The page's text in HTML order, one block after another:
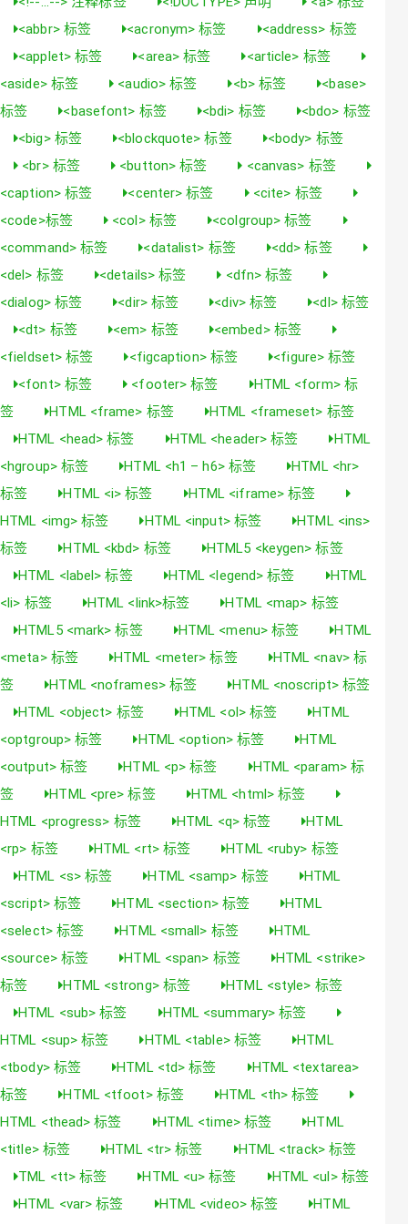
<abbr> 标签
<acronym> 标签
<address> 标签
<applet> 标签
<area> 标签
<article> 标签
<aside> 标签
<audio> 标签 <b> 标签
<base>
标签
<basefont> 标签 <bdi> 标签
<bdo> 标签
<big> 标签
<blockquote> 标签
<body> 标签
<br> 标签
<button> 标签
<canvas> 标签
<caption> 标签
<center> 标签
<cite> 标签
<code>标签
<col> 标签
<colgroup> 标签
<command> 标签
<datalist> 标签
<dd> 标签
<del> 标签
<details> 标签
<dfn> 标签
<dialog> 标签
<dir> 标签 <div> 标签
<dl> 标签
<dt> 标签
<em> 标签
<embed> 标签
<fieldset> 标签
<figcaption> 标签
<figure> 标签
<font> 标签
<footer> 标签
HTML <form> 标
签
HTML <frame> 标签
HTML <frameset> 标签
HTML <head> 标签
HTML <header> 标签
HTML
<hgroup> 标签
HTML <h1 – h6> 标签
HTML <hr>
标签
HTML <i> 标签
HTML <iframe> 标签
HTML <img> 标签
HTML <input> 标签
HTML <ins>
标签
HTML <kbd> 标签
HTML5 <keygen> 标签
HTML <label> 标签
HTML <legend> 标签
HTML
<li> 标签
HTML <link>标签
HTML <map> 标签
HTML5 <mark> 标签
HTML <menu> 标签
HTML
<meta> 标签
HTML <meter> 标签
HTML <nav> 标
签
HTML <noframes> 标签
HTML <noscript> 标签
HTML <object> 标签
HTML <ol> 标签
HTML
<optgroup> 标签
HTML <option> 标签
HTML
<output> 标签
HTML <p> 标签
HTML <param> 标
签
HTML <pre> 标签
HTML <html> 标签
HTML <progress> 标签
HTML <q> 标签
HTML
<rp> 标签
HTML <rt> 标签
HTML <ruby> 标签
HTML <s> 标签
HTML <samp> 标签
HTML
<script> 标签
HTML <section> 标签
HTML
<select> 标签
HTML <small> 标签
HTML
<source> 标签
HTML <span> 标签
HTML <strike>
标签
HTML <strong> 标签
HTML <style> 标签
HTML <sub> 标签
HTML <summary> 标签
HTML <sup> 标签
HTML <table> 标签
HTML
<tbody> 标签
HTML <td> 标签
HTML <textarea>
标签
HTML <tfoot> 标签
HTML <th> 标签
HTML <thead> 标签
HTML <time> 标签
HTML
<title> 标签
HTML <tr> 标签
HTML <track> 标签
TML <tt> 标签
HTML <u> 标签
HTML <ul> 标签
HTML <var> 标签
HTML <video> 标签
HTML